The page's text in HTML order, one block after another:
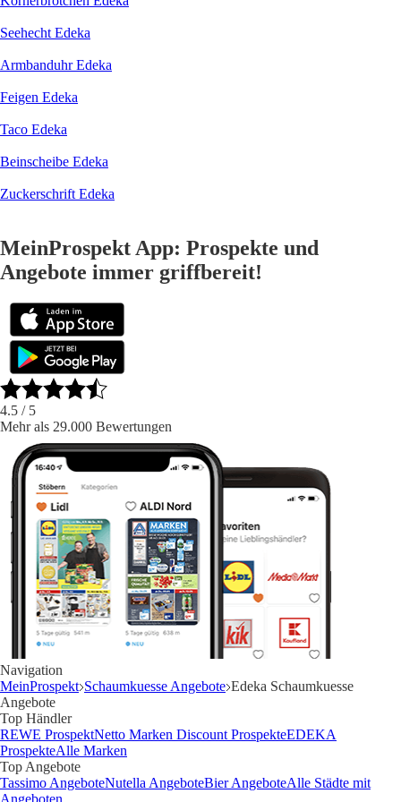
Seehecht Edeka
Armbanduhr Edeka
Feigen Edeka
Taco Edeka
Beinscheibe Edeka
Zuckerschrift Edeka
MeinProspekt App: Prospekte und
Angebote immer griffbereit!
4.5 / 5
Mehr als 29.000 Bewertungen
Navigation
MeinProspekt Schaumkuesse Angebote Edeka Schaumkuesse
Angebote
Top Händler
REWE ProspektNetto Marken Discount ProspekteEDEKA
ProspekteAlle Marken
Top Angebote
Tassimo AngeboteNutella AngeboteBier AngeboteAlle Städte mit
Angeboten